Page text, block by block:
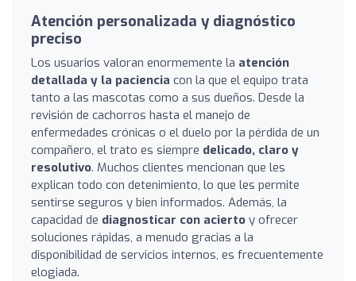
Atención personalizada y diagnóstico
preciso
Los usuarios valoran enormemente la atención
detallada y la paciencia con la que el equipo trata
tanto a las mascotas como a sus dueños. Desde la
revisión de cachorros hasta el manejo de
enfermedades crónicas o el duelo por la pérdida de un
compañero, el trato es siempre delicado, claro y
resolutivo. Muchos clientes mencionan que les
explican todo con detenimiento, lo que les permite
sentirse seguros y bien informados. Además, la
capacidad de diagnosticar con acierto y ofrecer
soluciones rápidas, a menudo gracias a la
disponibilidad de servicios internos, es frecuentemente
elogiada.